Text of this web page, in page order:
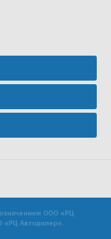
ООО «РЦ
«РЦ Автодилер».